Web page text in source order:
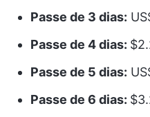
Passe de 3 dias:
Passe de 4 dias:
Passe de 5 dias:
Passe de 6 dias: